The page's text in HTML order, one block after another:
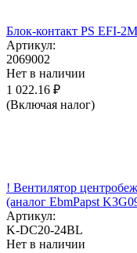
Блок-контакт PS EFI-
Артикул:
2069002
Нет в наличии
1 022.16 ₽
(Включая налог)
! Вентилятор
(аналог EbmPapst
Артикул:
K-DC20-24BL
Нет в наличии